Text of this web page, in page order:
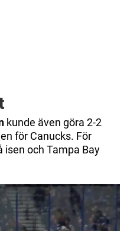
kunde även göra 2-2
för Canucks. För
isen och Tampa Bay